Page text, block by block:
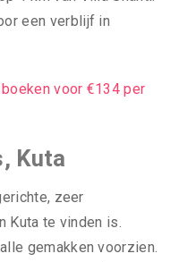
een verblijf in
voor €134 per
Kuta
zeer
Kuta te vinden is.
gemakken voorzien.